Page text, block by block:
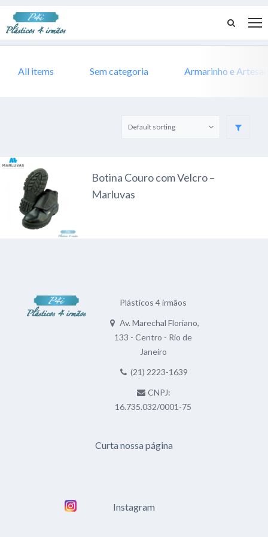
All items Sem categoria Armarinho e
Botina Couro com Velcro –
Marluvas
Plásticos 4 irmãos
Av. Marechal Floriano,
133 - Centro - Rio de
Janeiro
(21) 2223-1639
CNPJ:
16.735.032/0001-75
Curta nossa página
Instagram